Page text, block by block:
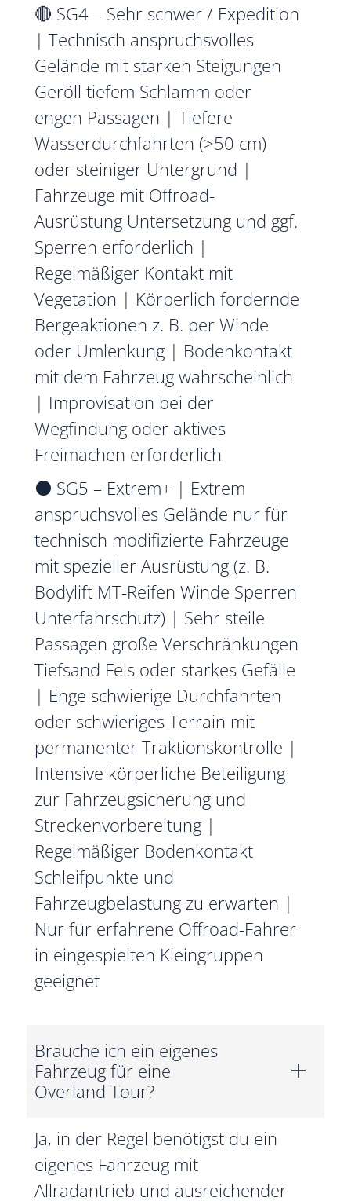
🔴 SG4 – Sehr schwer / Expedition
| Technisch anspruchsvolles
Gelände mit starken Steigungen
Geröll tiefem Schlamm oder
engen Passagen | Tiefere
Wasserdurchfahrten (>50 cm)
oder steiniger Untergrund |
Fahrzeuge mit Offroad-
Ausrüstung Untersetzung und ggf.
Sperren erforderlich |
Regelmäßiger Kontakt mit
Vegetation | Körperlich fordernde
Bergeaktionen z. B. per Winde
oder Umlenkung | Bodenkontakt
mit dem Fahrzeug wahrscheinlich
| Improvisation bei der
Wegfindung oder aktives
Freimachen erforderlich
⚫ SG5 – Extrem+ | Extrem
anspruchsvolles Gelände nur für
technisch modifizierte Fahrzeuge
mit spezieller Ausrüstung (z. B.
Bodylift MT-Reifen Winde Sperren
Unterfahrschutz) | Sehr steile
Passagen große Verschränkungen
Tiefsand Fels oder starkes Gefälle
| Enge schwierige Durchfahrten
oder schwieriges Terrain mit
permanenter Traktionskontrolle |
Intensive körperliche Beteiligung
zur Fahrzeugsicherung und
Streckenvorbereitung |
Regelmäßiger Bodenkontakt
Schleifpunkte und
Fahrzeugbelastung zu erwarten |
Nur für erfahrene Offroad-Fahrer
in eingespielten Kleingruppen
geeignet
Brauche ich ein eigenes
Fahrzeug für eine
Overland Tour?
Ja, in der Regel benötigst du ein
eigenes Fahrzeug mit
Allradantrieb und ausreichender